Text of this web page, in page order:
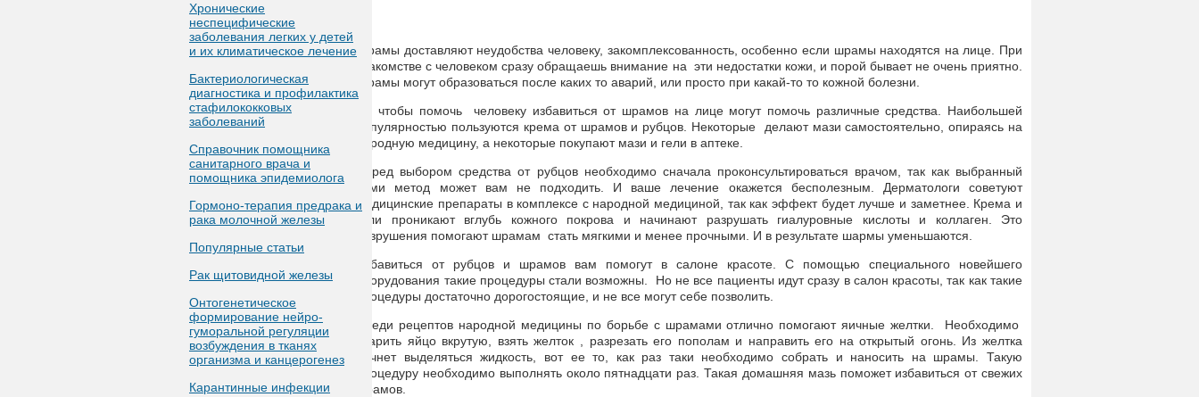
Хронические
неспецифические
заболевания легких у детей
и их климатическое лечение
Бактериологическая
диагностика и профилактика
стафилококковых
заболеваний
Справочник помощника
санитарного врача и
помощника эпидемиолога
Гормоно-терапия предрака и
рака молочной железы
Популярные статьи
Рак щитовидной железы
Онтогенетическое
формирование нейро-
гуморальной регуляции
возбуждения в тканях
организма и канцерогенез
Карантинные инфекции
Шрамы доставляют неудобства человеку, закомплексованность, особенно если шрамы находятся на лице. При
знакомстве с человеком сразу обращаешь внимание на эти недостатки кожи, и порой бывает не очень приятно.
Шрамы могут образоваться после каких то аварий, или просто при какай-то то кожной болезни.
Но чтобы помочь человеку избавиться от шрамов на лице могут помочь различные средства. Наибольшей
популярностью пользуются крема от шрамов и рубцов. Некоторые делают мази самостоятельно, опираясь на
народную медицину, а некоторые покупают мази и гели в аптеке.
Перед выбором средства от рубцов необходимо сначала проконсультироваться врачом, так как выбранный
вами метод может вам не подходить. И ваше лечение окажется бесполезным. Дерматологи советуют
медицинские препараты в комплексе с народной медициной, так как эффект будет лучше и заметнее. Крема и
гели проникают вглубь кожного покрова и начинают разрушать гиалуровные кислоты и коллаген. Это
разрушения помогают шрамам стать мягкими и менее прочными. И в результате шармы уменьшаются.
Избавиться от рубцов и шрамов вам помогут в салоне красоте. С помощью специального новейшего
оборудования такие процедуры стали возможны. Но не все пациенты идут сразу в салон красоты, так как такие
процедуры достаточно дорогостоящие, и не все могут себе позволить.
Среди рецептов народной медицины по борьбе с шрамами отлично помогают яичные желтки. Необходимо
сварить яйцо вкрутую, взять желток , разрезать его пополам и направить его на открытый огонь. Из желтка
начнет выделяться жидкость, вот ее то, как раз таки необходимо собрать и наносить на шрамы. Такую
процедуру необходимо выполнять около пятнадцати раз. Такая домашняя мазь поможет избавиться от свежих
шрамов.